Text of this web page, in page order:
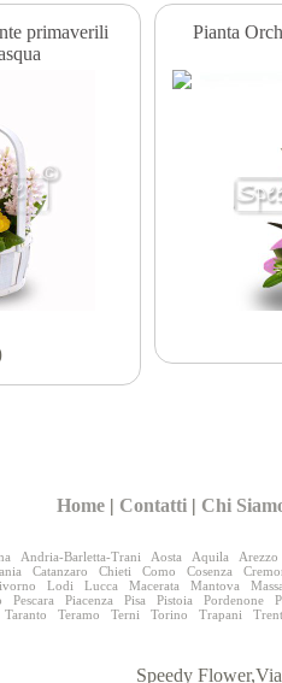
primaverili
Pianta
Home | Contatti | Chi
Andria-Barletta-Trani Aosta Aquila Arezzo
Catanzaro Chieti Como Cosenza
Lodi Lucca Macerata Mantova
Pescara Piacenza Pisa Pistoia Pordenone
Taranto
Teramo Terni Torino Trapani
Speedy